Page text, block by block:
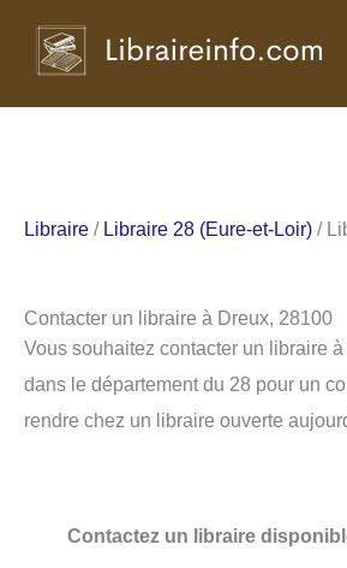
Libraire / Libraire 28 (Eure-et-Loir) /
Contacter un libraire à Dreux, 28100
Vous souhaitez contacter un libraire
dans le département du 28 pour un
rendre chez un libraire ouverte
Contactez un libraire